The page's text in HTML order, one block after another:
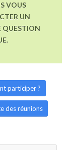
VOUS
UN
QUESTION
participer ?
des réunions